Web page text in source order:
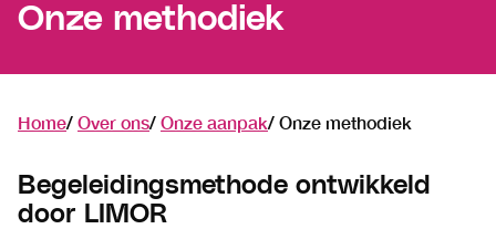
Onze methodiek
Home Over ons Onze aanpak Onze methodiek
Begeleidingsmethode ontwikkeld
door LIMOR